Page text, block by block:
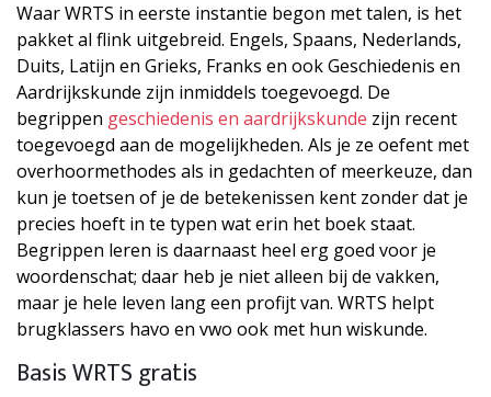
Waar WRTS in eerste instantie begon met talen, is het
pakket al flink uitgebreid. Engels, Spaans, Nederlands,
Duits, Latijn en Grieks, Franks en ook Geschiedenis en
Aardrijkskunde zijn inmiddels toegevoegd. De
begrippen geschiedenis en aardrijkskunde zijn recent
toegevoegd aan de mogelijkheden. Als je ze oefent met
overhoormethodes als in gedachten of meerkeuze, dan
kun je toetsen of je de betekenissen kent zonder dat je
precies hoeft in te typen wat erin het boek staat.
Begrippen leren is daarnaast heel erg goed voor je
woordenschat; daar heb je niet alleen bij de vakken,
maar je hele leven lang een profijt van. WRTS helpt
brugklassers havo en vwo ook met hun wiskunde.
Basis WRTS gratis